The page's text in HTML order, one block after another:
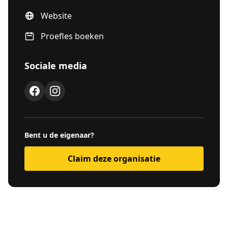
Website
Proefles boeken
Sociale media
Bent u de eigenaar?
Claim deze organisatie